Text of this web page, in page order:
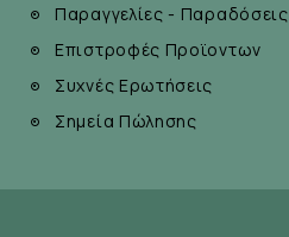
Παραγγελίες - Παραδόσεις
Επιστροφές Προϊοντων
Συχνές Ερωτήσεις
Σημεία Πώλησης